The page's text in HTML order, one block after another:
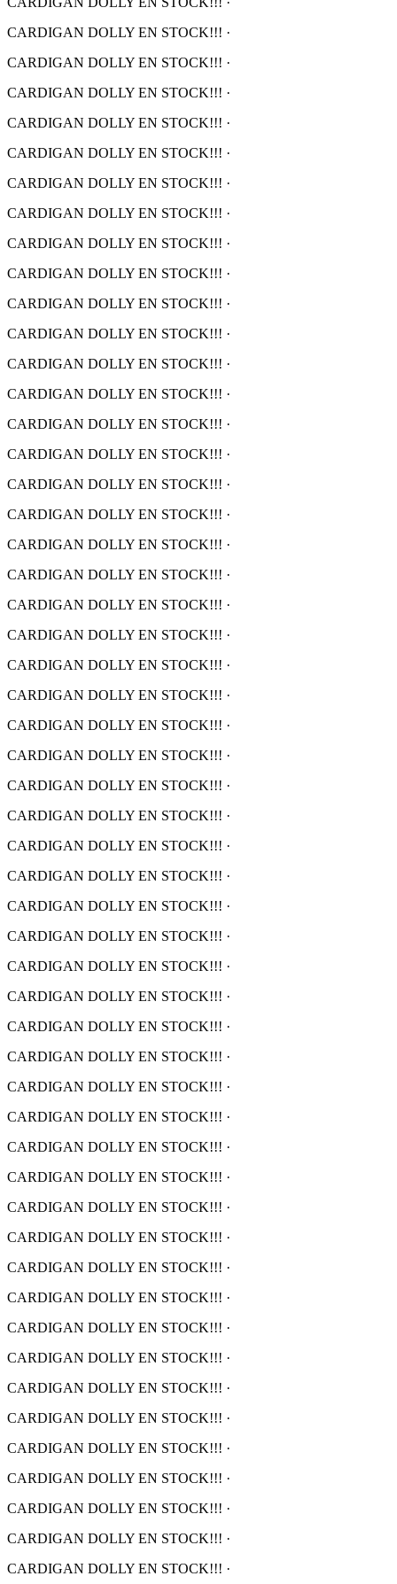
CARDIGAN DOLLY EN STOCK!!! ·
CARDIGAN DOLLY EN STOCK!!! ·
CARDIGAN DOLLY EN STOCK!!! ·
CARDIGAN DOLLY EN STOCK!!! ·
CARDIGAN DOLLY EN STOCK!!! ·
CARDIGAN DOLLY EN STOCK!!! ·
CARDIGAN DOLLY EN STOCK!!! ·
CARDIGAN DOLLY EN STOCK!!! ·
CARDIGAN DOLLY EN STOCK!!! ·
CARDIGAN DOLLY EN STOCK!!! ·
CARDIGAN DOLLY EN STOCK!!! ·
CARDIGAN DOLLY EN STOCK!!! ·
CARDIGAN DOLLY EN STOCK!!! ·
CARDIGAN DOLLY EN STOCK!!! ·
CARDIGAN DOLLY EN STOCK!!! ·
CARDIGAN DOLLY EN STOCK!!! ·
CARDIGAN DOLLY EN STOCK!!! ·
CARDIGAN DOLLY EN STOCK!!! ·
CARDIGAN DOLLY EN STOCK!!! ·
CARDIGAN DOLLY EN STOCK!!! ·
CARDIGAN DOLLY EN STOCK!!! ·
CARDIGAN DOLLY EN STOCK!!! ·
CARDIGAN DOLLY EN STOCK!!! ·
CARDIGAN DOLLY EN STOCK!!! ·
CARDIGAN DOLLY EN STOCK!!! ·
CARDIGAN DOLLY EN STOCK!!! ·
CARDIGAN DOLLY EN STOCK!!! ·
CARDIGAN DOLLY EN STOCK!!! ·
CARDIGAN DOLLY EN STOCK!!! ·
CARDIGAN DOLLY EN STOCK!!! ·
CARDIGAN DOLLY EN STOCK!!! ·
CARDIGAN DOLLY EN STOCK!!! ·
CARDIGAN DOLLY EN STOCK!!! ·
CARDIGAN DOLLY EN STOCK!!! ·
CARDIGAN DOLLY EN STOCK!!! ·
CARDIGAN DOLLY EN STOCK!!! ·
CARDIGAN DOLLY EN STOCK!!! ·
CARDIGAN DOLLY EN STOCK!!! ·
CARDIGAN DOLLY EN STOCK!!! ·
CARDIGAN DOLLY EN STOCK!!! ·
CARDIGAN DOLLY EN STOCK!!! ·
CARDIGAN DOLLY EN STOCK!!! ·
CARDIGAN DOLLY EN STOCK!!! ·
CARDIGAN DOLLY EN STOCK!!! ·
CARDIGAN DOLLY EN STOCK!!! ·
CARDIGAN DOLLY EN STOCK!!! ·
CARDIGAN DOLLY EN STOCK!!! ·
CARDIGAN DOLLY EN STOCK!!! ·
CARDIGAN DOLLY EN STOCK!!! ·
CARDIGAN DOLLY EN STOCK!!! ·
CARDIGAN DOLLY EN STOCK!!! ·
CARDIGAN DOLLY EN STOCK!!! ·